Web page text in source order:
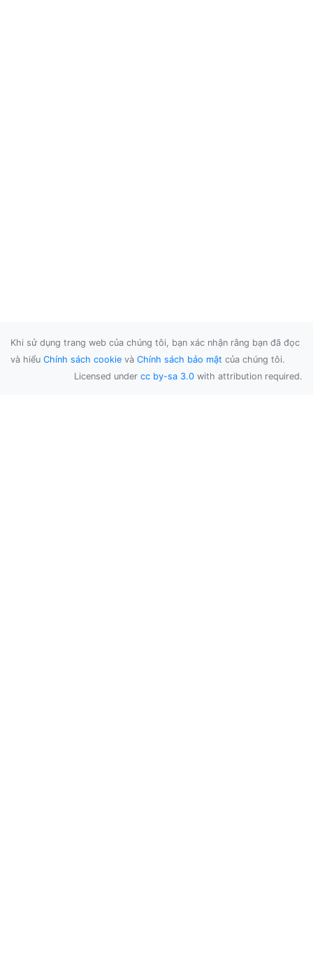
Khi sử dụng trang web của chúng tôi, bạn xác nhận rằng bạn đã đọc
và hiểu Chính sách cookie và Chính sách bảo mật của chúng tôi.
Licensed under cc by-sa 3.0 with attribution required.